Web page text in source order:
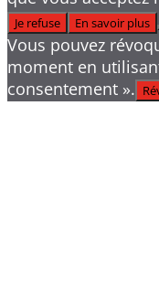
Je refuse
En savoir plus
Vous pouvez
moment en
consentement ».